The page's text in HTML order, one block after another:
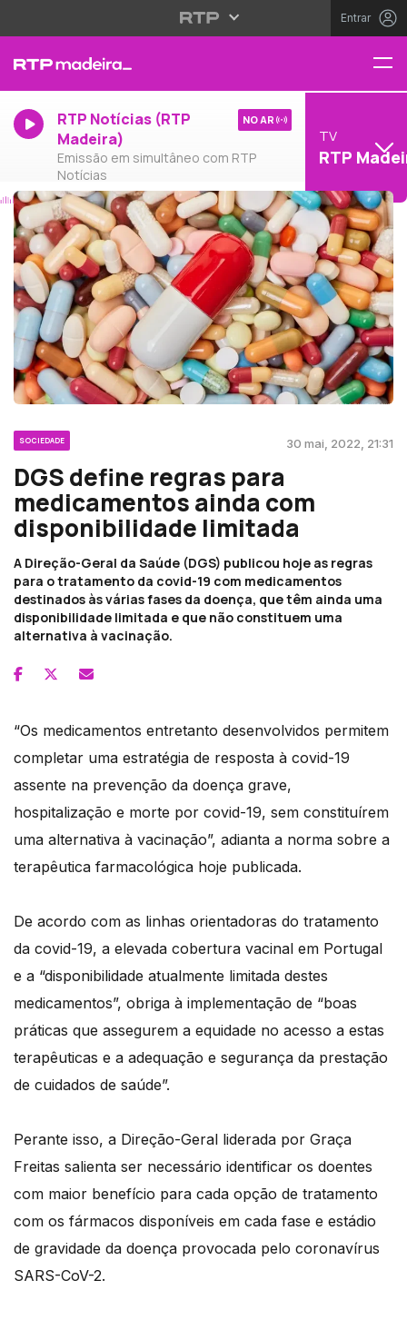
Entrar
RTP Notícias (RTP
Madeira)
Emissão em simultâneo com RTP
Notícias
NO AR
TV
RTP
SOCIEDADE 30 mai, 2022, 21:31
DGS define regras para
medicamentos ainda com
disponibilidade limitada
A Direção-Geral da Saúde (DGS) publicou hoje as regras
para o tratamento da covid-19 com medicamentos
destinados às várias fases da doença, que têm ainda uma
disponibilidade limitada e que não constituem uma
alternativa à vacinação.
“Os medicamentos entretanto desenvolvidos permitem
completar uma estratégia de resposta à covid-19
assente na prevenção da doença grave,
hospitalização e morte por covid-19, sem constituírem
uma alternativa à vacinação”, adianta a norma sobre a
terapêutica farmacológica hoje publicada.
De acordo com as linhas orientadoras do tratamento
da covid-19, a elevada cobertura vacinal em Portugal
e a “disponibilidade atualmente limitada destes
medicamentos”, obriga à implementação de “boas
práticas que assegurem a equidade no acesso a estas
terapêuticas e a adequação e segurança da prestação
de cuidados de saúde”.
Perante isso, a Direção-Geral liderada por Graça
Freitas salienta ser necessário identificar os doentes
com maior benefício para cada opção de tratamento
com os fármacos disponíveis em cada fase e estádio
de gravidade da doença provocada pelo coronavírus
SARS-CoV-2.